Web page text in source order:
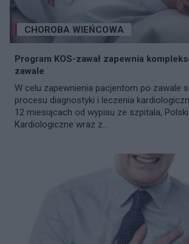
CHOROBA WIEŃCOWA
Program KOS-zawał zapewnia
zawale
W celu zapewnienia pacjentom po zawale
procesu diagnostyki i leczenia
12 miesiącach od wypisu ze szpitala,
Kardiologiczne wraz z...